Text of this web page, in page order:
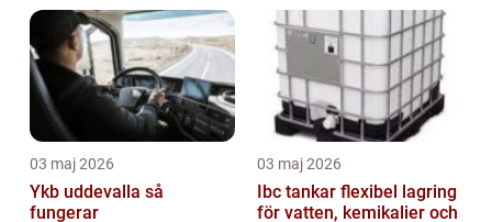
03 maj 2026
Ykb uddevalla så
fungerar
03 maj 2026
Ibc tankar flexibel lagring
för vatten, kemikalier och